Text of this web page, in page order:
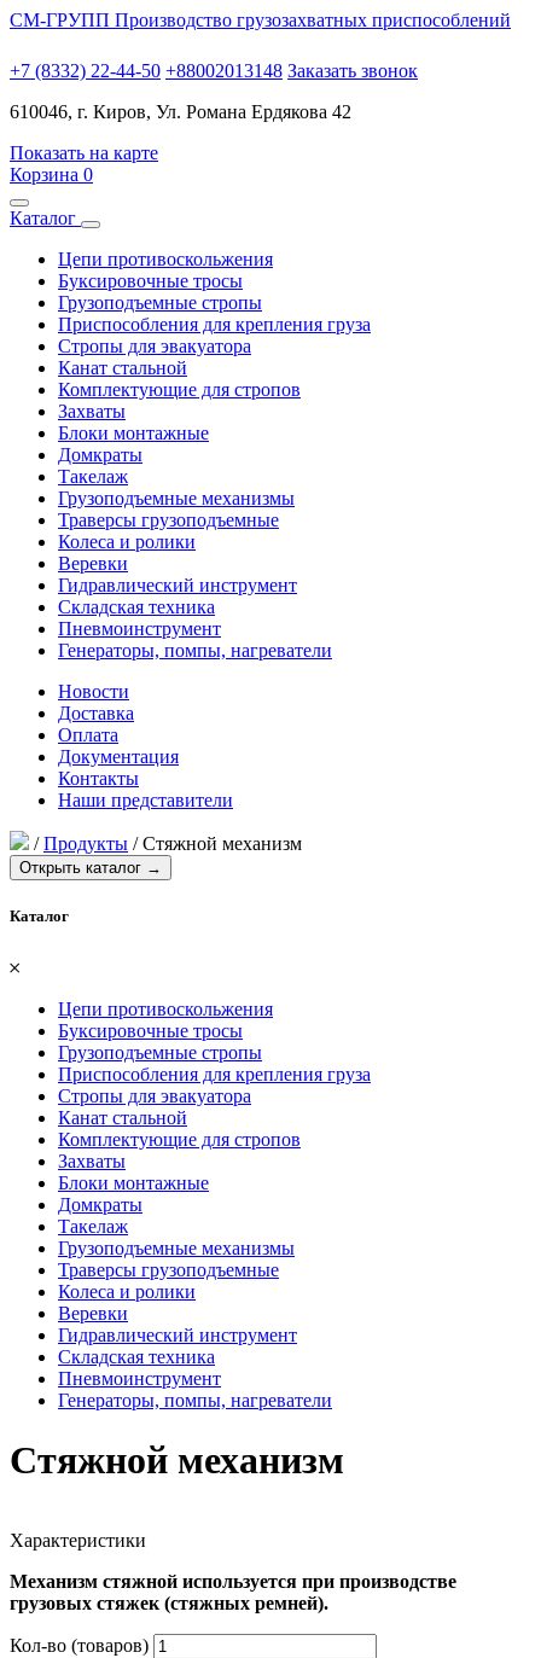
СМ-ГРУПП Производство грузозахватных приспособлений
+7 (8332) 22-44-50 +88002013148 Заказать звонок
610046, г. Киров, Ул. Романа Ердякова 42
Показать на карте
Корзина 0
Каталог
Цепи противоскольжения
Буксировочные тросы
Грузоподъемные стропы
Приспособления для крепления груза
Стропы для эвакуатора
Канат стальной
Комплектующие для стропов
Захваты
Блоки монтажные
Домкраты
Такелаж
Грузоподъемные механизмы
Траверсы грузоподъемные
Колеса и ролики
Веревки
Гидравлический инструмент
Складская техника
Пневмоинструмент
Генераторы, помпы, нагреватели
Новости
Доставка
Оплата
Документация
Контакты
Наши представители
/Продукты /Стяжной механизм
Открыть каталог →
Каталог
𐄂
Цепи противоскольжения
Буксировочные тросы
Грузоподъемные стропы
Приспособления для крепления груза
Стропы для эвакуатора
Канат стальной
Комплектующие для стропов
Захваты
Блоки монтажные
Домкраты
Такелаж
Грузоподъемные механизмы
Траверсы грузоподъемные
Колеса и ролики
Веревки
Гидравлический инструмент
Складская техника
Пневмоинструмент
Генераторы, помпы, нагреватели
Стяжной механизм
Характеристики
Механизм стяжной используется при производстве
грузовых стяжек (стяжных ремней).
Кол-во (товаров)